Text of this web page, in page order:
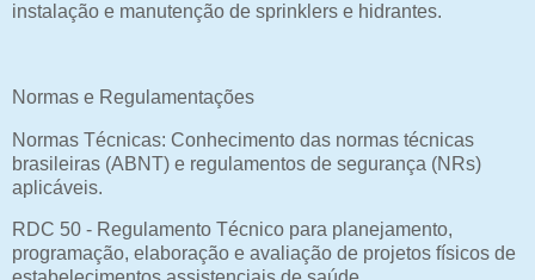
instalação e manutenção de sprinklers e hidrantes.
Normas e Regulamentações
Normas Técnicas: Conhecimento das normas técnicas
brasileiras (ABNT) e regulamentos de segurança (NRs)
aplicáveis.
RDC 50 - Regulamento Técnico para planejamento,
programação, elaboração e avaliação de projetos físicos de